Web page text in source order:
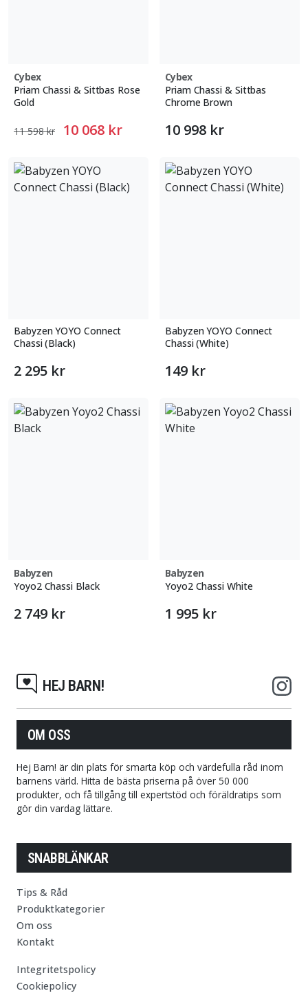
Cybex
Priam Chassi & Sittbas Rose
Gold
11 598 kr 10 068 kr
Cybex
Priam Chassi & Sittbas
Chrome Brown
10 998 kr
Babyzen YOYO Connect
Chassi (Black)
2 295 kr
Babyzen YOYO Connect
Chassi (White)
149 kr
Babyzen
Yoyo2 Chassi Black
2 749 kr
Babyzen
Yoyo2 Chassi White
1 995 kr
HEJ BARN!
OM OSS
Hej Barn! är din plats för smarta köp och värdefulla råd inom
barnens värld. Hitta de bästa priserna på över 50 000
produkter, och få tillgång till expertstöd och föräldratips som
gör din vardag lättare.
SNABBLÄNKAR
Tips & Råd
Produktkategorier
Om oss
Kontakt
Integritetspolicy
Cookiepolicy